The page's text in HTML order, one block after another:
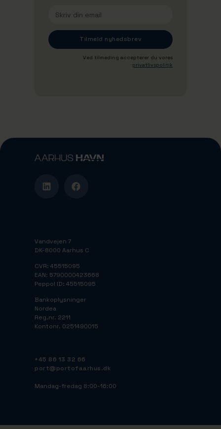
Ved tilmeding accepterer du vores
privatlivspolitik
Vandvejen 7
DK-8000 Aarhus C
CVR: 45515095
EAN: 5790000423668
Peppol ID: 45515095
Bankoplysninger
Nordea
Reg.nr. 2211
Kontonr. 0251490015
+45 86 13 32 66
port@portofaarhus.dk
Mandag-fredag 8:00-16:00